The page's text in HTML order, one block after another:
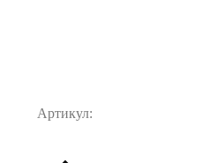
Артикул: